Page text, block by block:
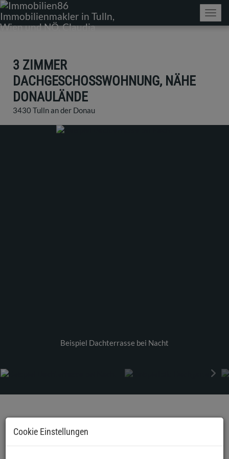
3 ZIMMER
DACHGESCHOSSWOHNUNG, NÄHE
DONAULÄNDE
3430 Tulln an der Donau
Beispiel Dachterrasse bei Nacht
BESCHREIBUNG
Modernes Wohnen in Tulln – Eigentumswohnungen mit
Cookie Einstellungen